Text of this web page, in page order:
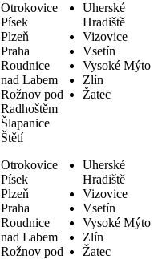
Otrokovice
Písek
Plzeň
Praha
Roudnice
nad Labem
Rožnov pod
Radhoštěm
Šlapanice
Štětí
Uherské
Hradiště
Vizovice
Vsetín
Vysoké Mýto
Zlín
Žatec
Otrokovice
Písek
Plzeň
Praha
Roudnice
nad Labem
Rožnov pod
Uherské
Hradiště
Vizovice
Vsetín
Vysoké Mýto
Zlín
Žatec